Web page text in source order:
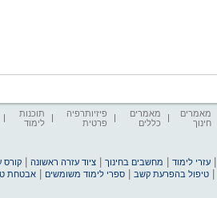
מאמרים
חינוך
מאמרים
כללים
פיזיותרפיה
פרטית
תוכנות
לימוד
עזרי לימוד מחשבים בחינוך |ציוד עזרה ראשונה |קורס
|טיפול בהפרעת קשב |ספרי לימוד משומשים |אבטחת